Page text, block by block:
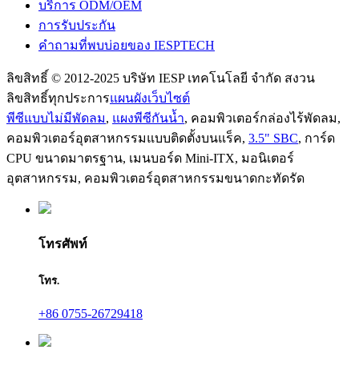
บริการ ODM/OEM
การรับประกัน
คำถามที่พบบ่อยของ IESPTECH
ลิขสิทธิ์ © 2012-2025 บริษัท IESP เทคโนโลยี จำกัด สงวน
ลิขสิทธิ์ทุกประการแผนผังเว็บไซต์
พีซีแบบไม่มีพัดลม, แผงพีซีกันน้ำ, คอมพิวเตอร์กล่องไร้พัดลม,
คอมพิวเตอร์อุตสาหกรรมแบบติดตั้งบนแร็ค, 3.5" SBC, การ์ด
CPU ขนาดมาตรฐาน, เมนบอร์ด Mini-ITX, มอนิเตอร์
อุตสาหกรรม, คอมพิวเตอร์อุตสาหกรรมขนาดกะทัดรัด
โทรศัพท์
โทร.
+86 0755-26729418